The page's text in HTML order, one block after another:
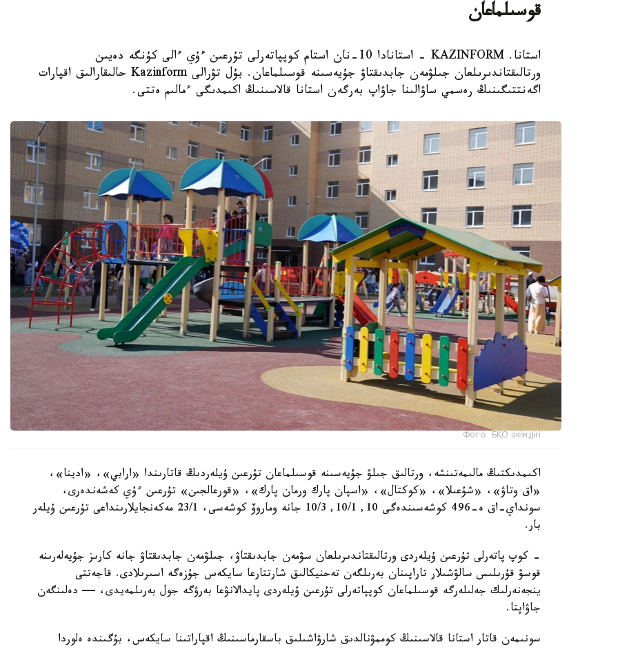
قوسىلماعان
استانا. KAZINFORM - استانادا 10-نان استام كوپپاتەرلى تۇرعىن ءۇي ءالى كۇنگە دەيىن
ورتالىقتاندىرىلعان جىلۋمەن جابدىقتاۋ جۇيەسىنە قوسىلماعان. بۇل تۋرالى Kazinform حالىقارالىق اقپارات
اگەنتتىگىنىڭ رەسمي ساۋالىنا جاۋاپ بەرگەن استانا قالاسىنىڭ اكىمدىگى ءمالىم ەتتى.
Фото: БҚО әкімдігі
اكىمدىكتىڭ مالىمەتىنشە، ورتالىق جىلۋ جۇيەسىنە قوسىلماعان تۇرعىن ۇيلەردىڭ قاتارىندا «ارابي»، «ادينا»،
«اق وتاۋ»، «شۇعىلا»، «كوكتال»، «اسپان پارك ورمان پارك»، «قورعالجىن» تۇرعىن ءۇي كەشەندەرى،
سونداي-اق ە-496 كوشەسىندەگى 10, 10/1, 10/3 جانە وماروۆ كوشەسى، 23/1 مەكەنجايلارىنداعى تۇرعىن ۇيلەر
بار.
- كوپ پاتەرلى تۇرعىن ۇيلەردى ورتالىقتاندىرىلعان سۋمەن جابدىقتاۋ، جىلۋمەن جابدىقتاۋ جانە كارىز جۇيەلەرىنە
قوسۋ قۇرىلىس سالۋشىلار تاراپىنان بەرىلگەن تەحنيكالىق شارتتارعا سايكەس جۇزەگە اسىرىلادى. قاجەتتى
ينجەنەرلىك جەلىلەرگە قوسىلماعان كوپپاتەرلى تۇرعىن ۇيلەردى پايدالانۋعا بەرۋگە جول بەرىلمەيدى، — دەلىنگەن
جاۋاپتا.
سونىمەن قاتار استانا قالاسىنىڭ كوممۋنالدىق شارۋاشىلىق باسقارماسىنىڭ اقپاراتىنا سايكەس، بۇگىندە ەلوردا